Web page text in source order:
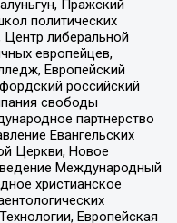
Пражский
политических
либеральной
европейцев,
Европейский
российский
свободы
партнерство
Евангельских
Церкви, Новое
Международный
христианское
Европейская